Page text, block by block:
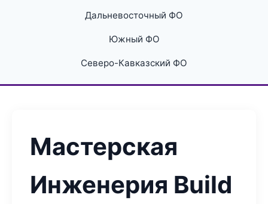
Дальневосточный ФО
Южный ФО
Северо-Кавказский ФО
Мастерская
Инженерия Build